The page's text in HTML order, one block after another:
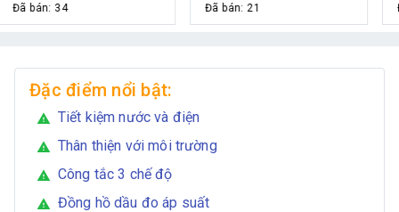
Đã bán: 21 Đã bán: 292
Đặc điểm nổi bật:
warning Tiết kiệm nước và điện
warning Thân thiện với môi trường
warning Công tắc 3 chế độ
warning Đồng hồ dầu đo áp suất